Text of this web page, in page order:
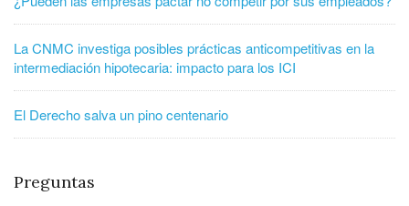
La CNMC investiga posibles prácticas anticompetitivas en la
intermediación hipotecaria: impacto para los ICI
El Derecho salva un pino centenario
Preguntas